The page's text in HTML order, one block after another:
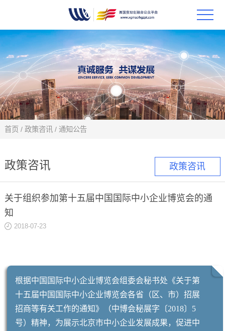
首页
政策
科技
合作
创新
政策咨讯
首页 / 政策咨讯 / 通知公告
政策咨讯
关于组织参加第十五届中国国际中小企业博览会的通
知
2018-07-23
根据中国国际中小企业博览会组委会秘书处《关于第
十五届中国国际中小企业博览会各省（区、市）招展
招商等有关工作的通知》（中博会秘展字〔2018〕5
号）精神，为展示北京市中小企业发展成果，促进中